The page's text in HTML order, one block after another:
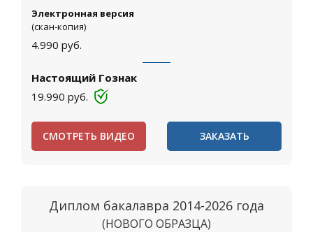
Электронная версия
(скан-копия)
4.990 руб.
Настоящий Гознак
19.990 руб.
СМОТРЕТЬ ВИДЕО ЗАКАЗАТЬ
Диплом бакалавра 2014-2026 года
(НОВОГО ОБРАЗЦА)